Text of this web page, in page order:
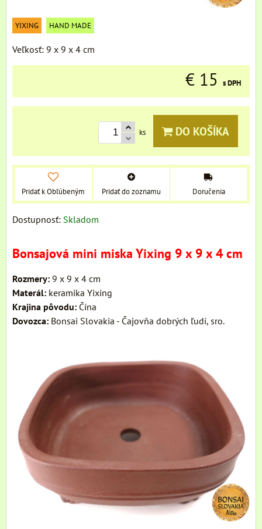
YIXING HAND MADE
Veľkosť: 9 x 9 x 4 cm
€ 15 s DPH
ks DO KOŠÍKA
Pridať k Obľúbeným Pridať do zoznamu Doručenia
Dostupnosť: Skladom
Bonsajová mini miska Yixing 9 x 9 x 4 cm
Rozmery: 9 x 9 x 4 cm
Materál: keramika Yixing
Krajina pôvodu: Čína
Dovozca: Bonsai Slovakia - Čajovňa dobrých ľudí, sro.